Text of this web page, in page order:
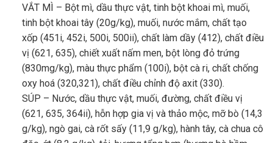
VẮT MÌ – Bột mì, dầu thực vật, tinh bột khoai mì, muối,
tinh bột khoai tây (20g/kg), muối, nước mắm, chất tạo
xốp (451i, 452i, 500i, 500ii), chất làm dầy (412), chất điều
vị (621, 635), chiết xuất nấm men, bột lòng đỏ trứng
(830mg/kg), màu thực phẩm (100i), bột cà ri, chất chống
oxy hoá (320,321), chất điều chỉnh độ axit (330).
SÚP – Nước, dầu thực vật, muối, đường, chất điều vị
(621, 635, 364ii), hỗn hợp gia vị và thảo mộc, mỡ bò (14,3
g/kg), ngò gai, cà rốt sấy (11,9 g/kg), hành tây, cà chua cô